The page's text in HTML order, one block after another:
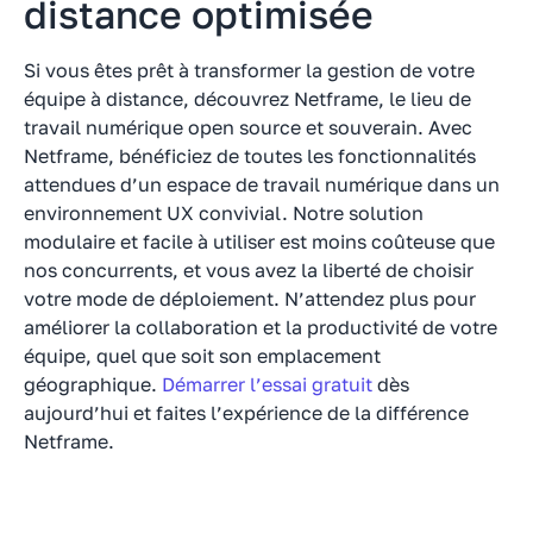
distance optimisée
Si vous êtes prêt à transformer la gestion de votre
équipe à distance, découvrez Netframe, le lieu de
travail numérique open source et souverain. Avec
Netframe, bénéficiez de toutes les fonctionnalités
attendues d’un espace de travail numérique dans un
environnement UX convivial. Notre solution
modulaire et facile à utiliser est moins coûteuse que
nos concurrents, et vous avez la liberté de choisir
votre mode de déploiement. N’attendez plus pour
améliorer la collaboration et la productivité de votre
équipe, quel que soit son emplacement
géographique. Démarrer l’essai gratuit dès
aujourd’hui et faites l’expérience de la différence
Netframe.